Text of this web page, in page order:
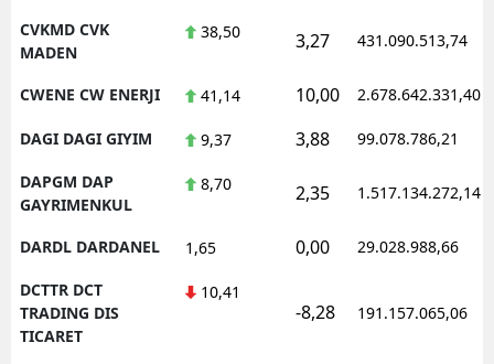
CVKMD CVK
MADEN
38,50 3,27 431.090.513,74
CWENE CW ENERJI 41,14 10,00 2.678.642.331,40
DAGI DAGI GIYIM 9,37 3,88 99.078.786,21
DAPGM DAP
GAYRIMENKUL
8,70 2,35 1.517.134.272,14
DARDL DARDANEL 1,65 0,00 29.028.988,66
DCTTR DCT
TRADING DIS
TICARET
10,41
-8,28 191.157.065,06